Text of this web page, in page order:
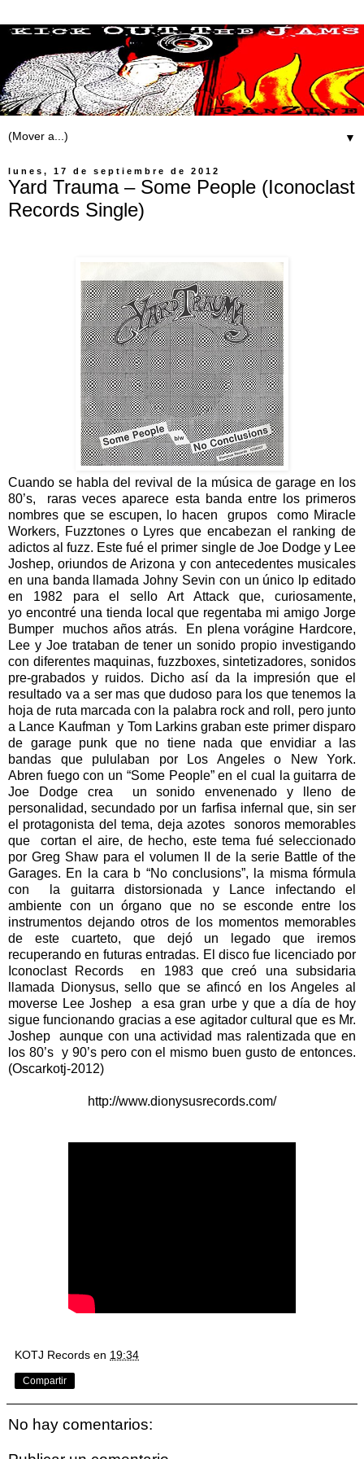
▼
lunes, 17 de septiembre de 2012
Yard Trauma – Some People (Iconoclast
Records Single)
Cuando se habla del revival de la música de garage en los
80’s, raras veces aparece esta banda entre los primeros
nombres que se escupen, lo hacen grupos como Miracle
Workers, Fuzztones o Lyres que encabezan el ranking de
adictos al fuzz. Este fué el primer single de Joe Dodge y Lee
Joshep, oriundos de Arizona y con antecedentes musicales
en una banda llamada Johny Sevin con un único lp editado
en 1982 para el sello Art Attack que, curiosamente,
yo encontré una tienda local que regentaba mi amigo Jorge
Bumper muchos años atrás. En plena vorágine Hardcore,
Lee y Joe trataban de tener un sonido propio investigando
con diferentes maquinas, fuzzboxes, sintetizadores, sonidos
pre-grabados y ruidos. Dicho así da la impresión que el
resultado va a ser mas que dudoso para los que tenemos la
hoja de ruta marcada con la palabra rock and roll, pero junto
a Lance Kaufman y Tom Larkins graban este primer disparo
de garage punk que no tiene nada que envidiar a las
bandas que pululaban por Los Angeles o New York.
Abren fuego con un “Some People” en el cual la guitarra de
Joe Dodge crea un sonido envenenado y lleno de
personalidad, secundado por un farfisa infernal que, sin ser
el protagonista del tema, deja azotes sonoros memorables
que cortan el aire, de hecho, este tema fué seleccionado
por Greg Shaw para el volumen II de la serie Battle of the
Garages. En la cara b “No conclusions”, la misma fórmula
con la guitarra distorsionada y Lance infectando el
ambiente con un órgano que no se esconde entre los
instrumentos dejando otros de los momentos memorables
de este cuarteto, que dejó un legado que iremos
recuperando en futuras entradas. El disco fue licenciado por
Iconoclast Records en 1983 que creó una subsidaria
llamada Dionysus, sello que se afincó en los Angeles al
moverse Lee Joshep a esa gran urbe y que a día de hoy
sigue funcionando gracias a ese agitador cultural que es Mr.
Joshep aunque con una actividad mas ralentizada que en
los 80’s y 90’s pero con el mismo buen gusto de entonces.
(Oscarkotj-2012)
http://www.dionysusrecords.com/
KOTJ Records en 19:34
Compartir
No hay comentarios: